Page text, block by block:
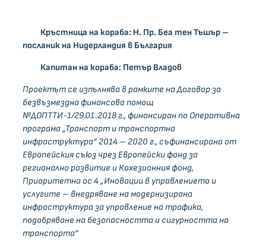
Кръстница на кораба: Н. Пр. Беа тен Тъшър –
посланик на Нидерландия в България
Капитан на кораба: Петър Владов
Проектът се изпълнява в рамките на Договор за
безвъзмездна финансова помощ
№ДОПТТИ-1/29.01.2018 г., финансиран по Оперативна
програма „Транспорт и транспортна
инфраструктура“ 2014 – 2020 г., съфинансирана от
Европейския съюз чрез Европейски фонд за
регионално развитие и Кохезионния фонд,
Приоритетна ос 4„Иновации в управлението и
услугите – внедряване на модернизирана
инфраструктура за управление на трафика,
подобряване на безопасността и сигурността на
транспорта“